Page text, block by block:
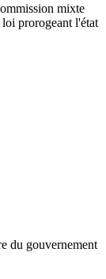
mixte
prorogeant l'état
du gouvernement